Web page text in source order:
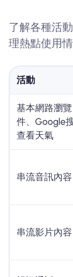
了解各種活
理熱點使用
活動
基本網路瀏
件、Google
查看天氣
串流音訊內容
串流影片內容